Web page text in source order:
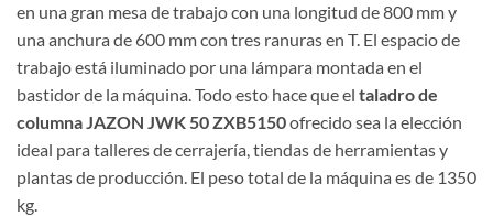
en una gran mesa de trabajo con una longitud de 800 mm y
una anchura de 600 mm con tres ranuras en T. El espacio de
trabajo está iluminado por una lámpara montada en el
bastidor de la máquina. Todo esto hace que el taladro de
columna JAZON JWK 50 ZXB5150ofrecido sea la elección
ideal para talleres de cerrajería, tiendas de herramientas y
plantas de producción. El peso total de la máquina es de 1350
kg.